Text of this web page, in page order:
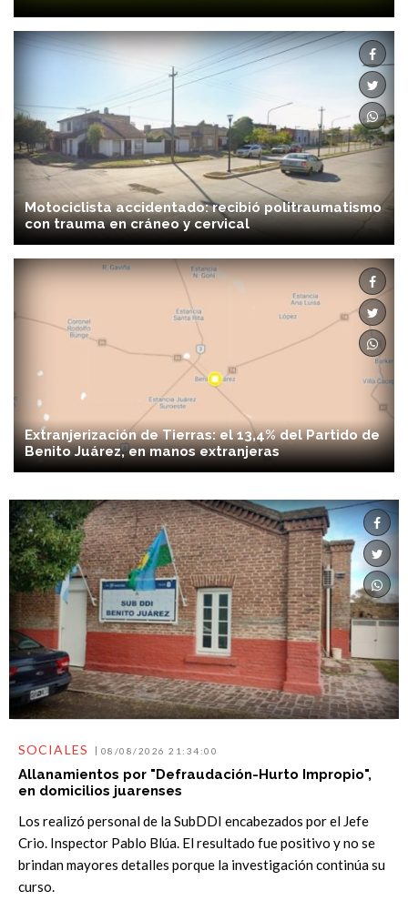
Motociclista accidentado: recibió politraumatismo
con trauma en cráneo y cervical
Extranjerización de Tierras: el 13,4% del Partido de
Benito Juárez, en manos extranjeras
SOCIALES 08/08/2026 21:34:00
Allanamientos por "Defraudación-Hurto Impropio",
en domicilios juarenses
Los realizó personal de la SubDDI encabezados por el Jefe
Crio. Inspector Pablo Blúa. El resultado fue positivo y no se
brindan mayores detalles porque la investigación continúa su
curso.